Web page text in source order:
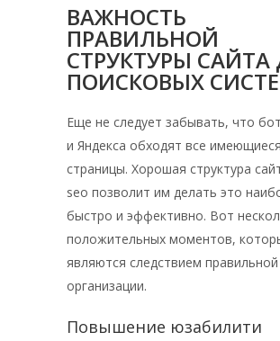
ВАЖНОСТЬ
ПРАВИЛЬНОЙ
СТРУКТУРЫ САЙТА
ПОИСКОВЫХ
Еще не следует забывать, что
и Яндекса обходят все имеющиеся
страницы. Хорошая структура
seo позволит им делать это
быстро и эффективно. Вот
положительных моментов,
являются следствием правильной
организации.
Повышение юзабилити